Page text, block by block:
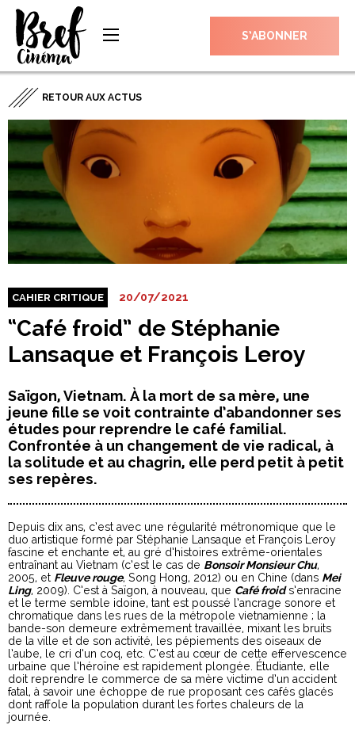
S’ABONNER
RETOUR AUX ACTUS
CAHIER CRITIQUE 20/07/2021
“Café froid” de Stéphanie
Lansaque et François Leroy
Saïgon, Vietnam. À la mort de sa mère, une
jeune fille se voit contrainte d’abandonner ses
études pour reprendre le café familial.
Confrontée à un changement de vie radical, à
la solitude et au chagrin, elle perd petit à petit
ses repères.
Depuis dix ans, c’est avec une régularité métronomique que le
duo artistique formé par Stéphanie Lansaque et François Leroy
fascine et enchante et, au gré d’histoires extrême-orientales
entraînant au Vietnam (c’est le cas de Bonsoir Monsieur Chu,
2005, et Fleuve rouge, Song Hong, 2012) ou en Chine (dans Mei
Ling, 2009). C’est à Saïgon, à nouveau, que Café froids’enracine
et le terme semble idoine, tant est poussé l’ancrage sonore et
chromatique dans les rues de la métropole vietnamienne ; la
bande-son demeure extrêmement travaillée, mixant les bruits
de la ville et de son activité, les pépiements des oiseaux de
l’aube, le cri d’un coq, etc. C’est au cœur de cette effervescence
urbaine que l’héroïne est rapidement plongée. Étudiante, elle
doit reprendre le commerce de sa mère victime d’un accident
fatal, à savoir une échoppe de rue proposant ces cafés glacés
dont raffole la population durant les fortes chaleurs de la
journée.